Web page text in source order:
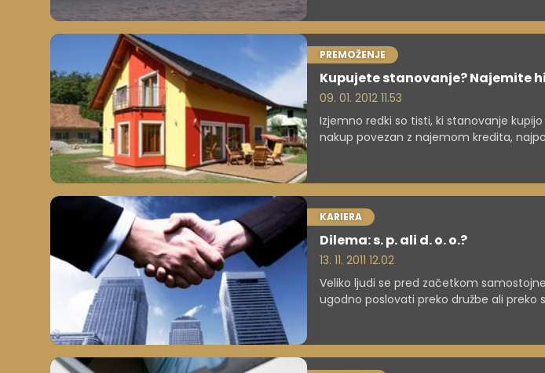
PREMOŽENJE
Kupujete stanovanje? Najemite
09. 01. 2012 11.53
Izjemno redki so tisti, ki stanovanje
nakup povezan z najemom kredita,
KARIERA
Dilema: s. p. ali d. o. o.?
13. 11. 2011 12.02
Veliko ljudi se pred začetkom
ugodno poslovati preko družbe ali preko